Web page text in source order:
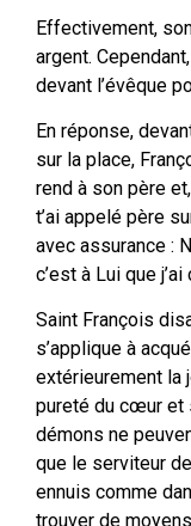
Effectivement,
argent.
devant l’évêque
En réponse,
sur la place,
rend à son père
t’ai appelé père
avec assurance :
c’est à Lui que
Saint François
s’applique à
extérieurement la
pureté du cœur et
démons ne
que le serviteur
ennuis comme
trouver de